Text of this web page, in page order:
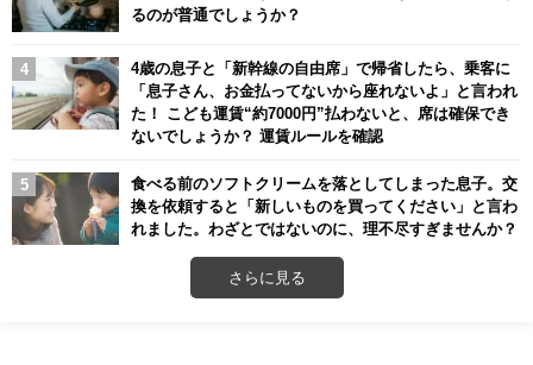
るのが普通でしょうか？
4歳の息子と「新幹線の自由席」で帰省したら、乗客に
「息子さん、お金払ってないから座れないよ」と言われ
た！ こども運賃“約7000円”払わないと、席は確保でき
ないでしょうか？ 運賃ルールを確認
食べる前のソフトクリームを落としてしまった息子。交
換を依頼すると「新しいものを買ってください」と言わ
れました。わざとではないのに、理不尽すぎませんか？
さらに見る